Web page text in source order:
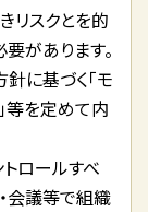
リスクとを的
があります。
に基づく「モ
等を定めて内
ロールすべ
会議等で組織